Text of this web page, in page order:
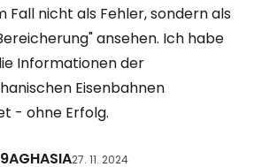
Fall nicht als Fehler, sondern als
ansehen. Ich habe
Informationen der
Eisenbahnen
- ohne Erfolg.
27. 11. 2024